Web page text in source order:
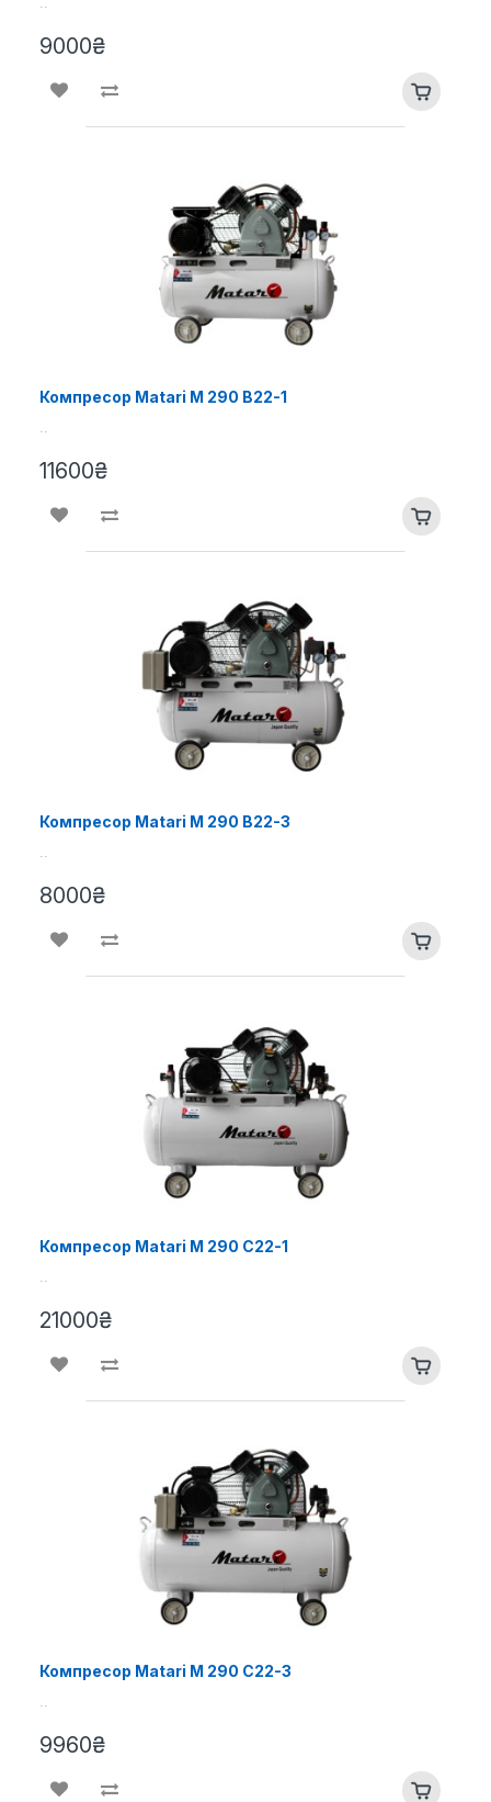
9000₴
Компресор Matari M 290 B22-1
11600₴
Компресор Matari M 290 B22-3
8000₴
Компресор Matari M 290 C22-1
21000₴
Компресор Matari M 290 C22-3
9960₴